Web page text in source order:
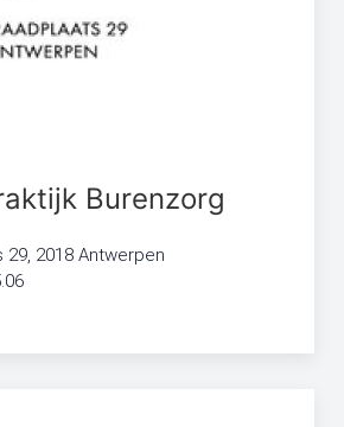
Burenzorg
29, 2018 Antwerpen